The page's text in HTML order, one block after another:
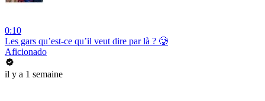
0:10
Les gars qu’est-ce qu’il veut dire par là ? 🥲
Aficionado
il y a 1 semaine